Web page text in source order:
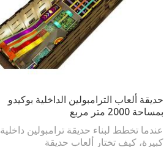
حديقة ألعاب الترامبولين الداخلية بوكيدو
بمساحة 2000 متر مربع
عندما تخطط لبناء حديقة ترامبولين داخلية
كبيرة، كيف تختار ألعاب حديقة